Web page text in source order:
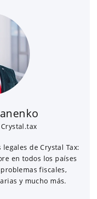
de Crystal Tax:
en todos los países
fiscales,
y mucho más.